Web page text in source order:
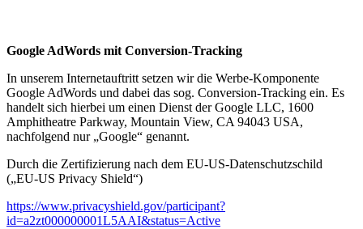
Google AdWords mit Conversion-Tracking
In unserem Internetauftritt setzen wir die Werbe-Komponente
Google AdWords und dabei das sog. Conversion-Tracking ein. Es
handelt sich hierbei um einen Dienst der Google LLC, 1600
Amphitheatre Parkway, Mountain View, CA 94043 USA,
nachfolgend nur „Google“ genannt.
Durch die Zertifizierung nach dem EU-US-Datenschutzschild
(„EU-US Privacy Shield“)
https://www.privacyshield.gov/participant?
id=a2zt000000001L5AAI&status=Active